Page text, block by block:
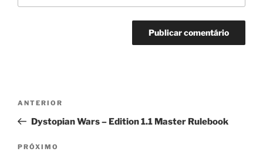
Post
Post
anterior
ANTERIOR
Dystopian Wars – Edition 1.1 Master Rulebook
Próximo
PRÓXIMO